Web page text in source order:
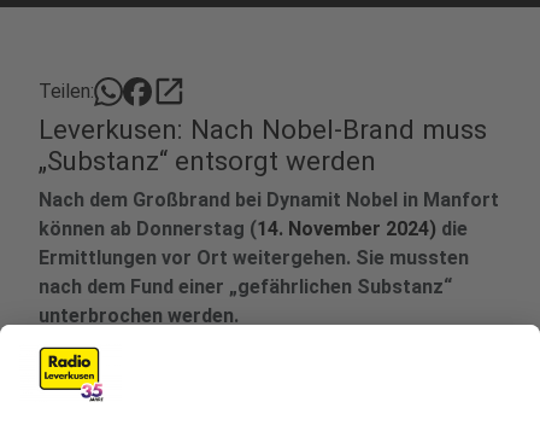
Teilen: open_in_new
Leverkusen: Nach Nobel-Brand muss
„Substanz“ entsorgt werden
Nach dem Großbrand bei Dynamit Nobel in Manfort
können ab Donnerstag (14. November 2024) die
Ermittlungen vor Ort weitergehen. Sie mussten
nach dem Fund einer „gefährlichen Substanz“
unterbrochen werden.
Veröffentlicht: